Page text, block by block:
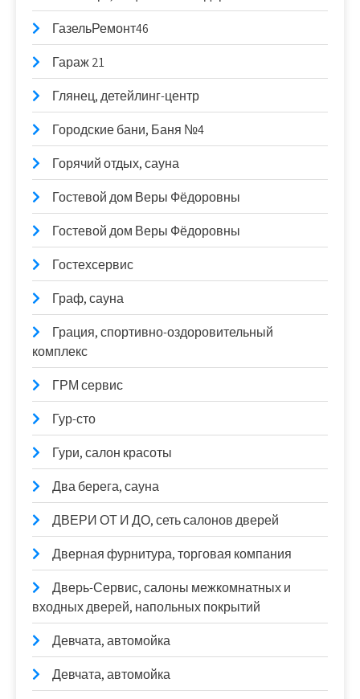
ГазельРемонт46
Гараж 21
Глянец, детейлинг-центр
Городские бани, Баня №4
Горячий отдых, сауна
Гостевой дом Веры Фёдоровны
Гостевой дом Веры Фёдоровны
Гостехсервис
Граф, сауна
Грация, спортивно-оздоровительный
комплекс
ГРМ сервис
Гур-сто
Гури, салон красоты
Два берега, сауна
ДВЕРИ ОТ И ДО, сеть салонов дверей
Дверная фурнитура, торговая компания
Дверь-Сервис, салоны межкомнатных и
входных дверей, напольных покрытий
Девчата, автомойка
Девчата, автомойка